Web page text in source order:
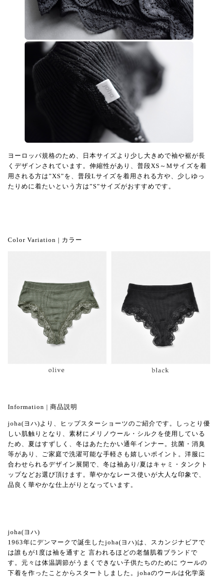
ヨーロッパ規格のため、日本サイズより少し大きめで袖や裾が長
くデザインされています。伸縮性があり、普段XS～Mサイズを着
用される方は”XS”を、普段Lサイズを着用される方や、少しゆっ
たりめに着たいという方は”S”サイズがおすすめです。
Color Variation | カラー
Information | 商品説明
joha(ヨハ)より、ヒップスターショーツのご紹介です。しっとり優
しい肌触りとなり、素材にメリノウール・シルクを使用している
ため、夏はすずしく、冬はあたたかい通年インナー。抗菌・消臭
等があり、ご家庭で洗濯可能な手軽さも嬉しいポイント。洋服に
合わせられるデザイン展開で、冬は袖あり/夏はキャミ・タンクト
ップなどお選び頂けます。華やかなレース使いが大人な印象で、
品良く華やかな仕上がりとなっています。
joha(ヨハ)
1963年にデンマークで誕生したjoha(ヨハ)は、スカンジナビアで
は誰もが1度は袖を通すと 言われるほどの老舗肌着ブランドで
す。元々は体温調節がうまくできない子供たちのために ウールの
下着を作ったことからスタートしました。johaのウールは化学薬